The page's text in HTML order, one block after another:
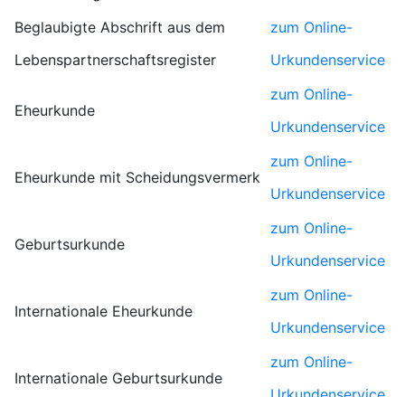
Beglaubigte Abschrift aus dem
Lebenspartnerschaftsregister
zum Online-
Urkundenservice
Eheurkunde
zum Online-
Urkundenservice
Eheurkunde mit Scheidungsvermerk
zum Online-
Urkundenservice
Geburtsurkunde
zum Online-
Urkundenservice
Internationale Eheurkunde
zum Online-
Urkundenservice
Internationale Geburtsurkunde
zum Online-